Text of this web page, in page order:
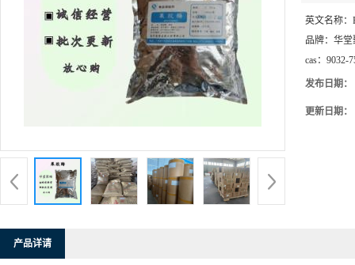
英文名称：
品牌： 华堂
cas： 9032-
发布日期：
更新日期：
产品详请